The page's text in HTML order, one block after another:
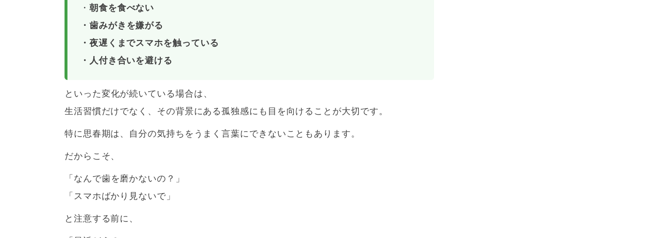
・ 朝食を食べない
・歯みがきを嫌がる
・夜遅くまでスマホを触っている
・人付き合いを避ける
といった変化が続いている場合は、
生活習慣だけでなく、その背景にある孤独感にも目を向けることが大切です。
特に思春期は、自分の気持ちをうまく言葉にできないこともあります。
だからこそ、
「なんで歯を磨かないの？」
「スマホばかり見ないで」
と注意する前に、